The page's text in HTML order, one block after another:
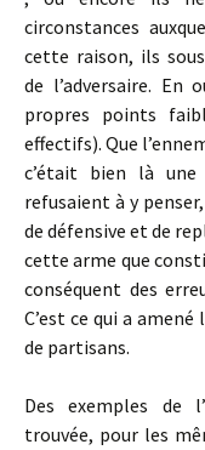
circonstances
cette raison, ils
de l’adversaire. En
propres points
effectifs). Que
c’était bien là
refusaient à y
de défensive et de
cette arme que
conséquent des
C’est ce qui a
de partisans.
Des exemples de
trouvée, pour les